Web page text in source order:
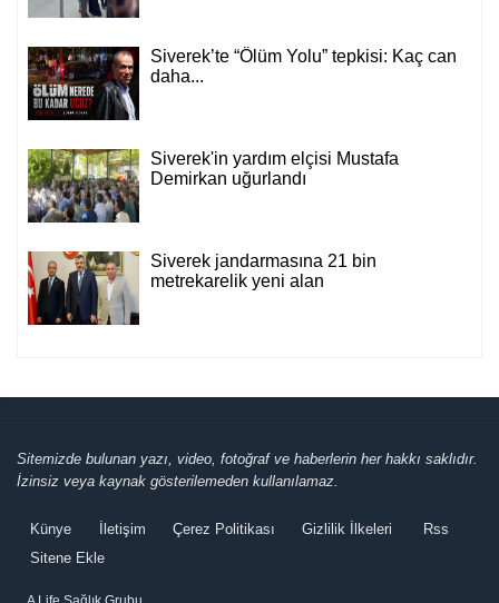
Siverek’te “Ölüm Yolu” tepkisi: Kaç can
daha...
Siverek'in yardım elçisi Mustafa
Demirkan uğurlandı
Siverek jandarmasına 21 bin
metrekarelik yeni alan
Sitemizde bulunan yazı, video, fotoğraf ve haberlerin her hakkı saklıdır.
İzinsiz veya kaynak gösterilemeden kullanılamaz.
Künye İletişim Çerez Politikası Gizlilik İlkeleri
Rss
Sitene Ekle